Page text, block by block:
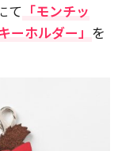
て 「モンチッ
ーホルダー」 を